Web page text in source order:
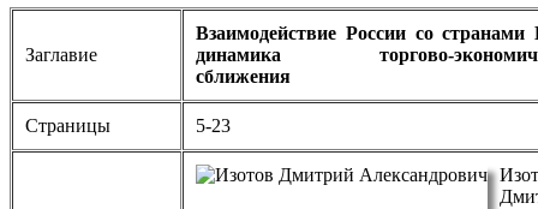
Заглавие
Взаимодействие России со
динамика торгово-
сближения
Страницы 5-23